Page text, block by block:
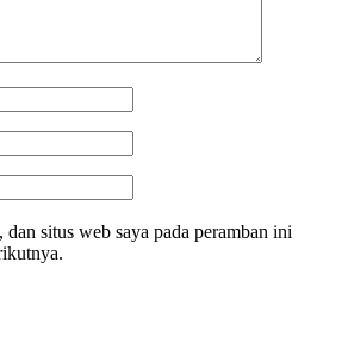
dan situs web saya pada peramban ini